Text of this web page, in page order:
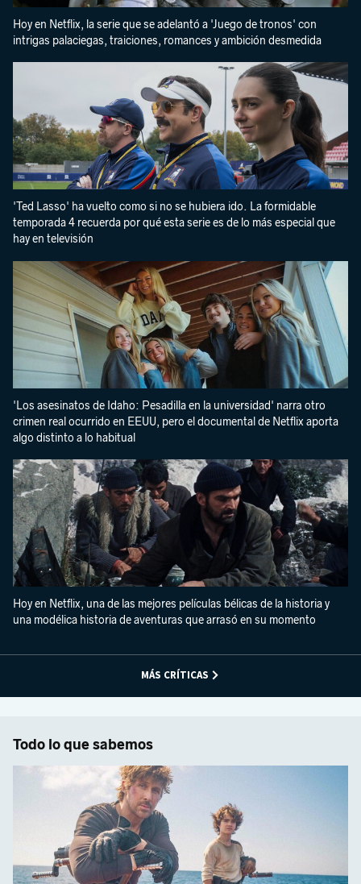
Hoy en Netflix, la serie que se adelantó a 'Juego de tronos' con
intrigas palaciegas, traiciones, romances y ambición desmedida
'Ted Lasso' ha vuelto como si no se hubiera ido. La formidable
temporada 4 recuerda por qué esta serie es de lo más especial que
hay en televisión
'Los asesinatos de Idaho: Pesadilla en la universidad' narra otro
crimen real ocurrido en EEUU, pero el documental de Netflix aporta
algo distinto a lo habitual
Hoy en Netflix, una de las mejores películas bélicas de la historia y
una modélica historia de aventuras que arrasó en su momento
MÁS CRÍTICAS
Todo lo que sabemos